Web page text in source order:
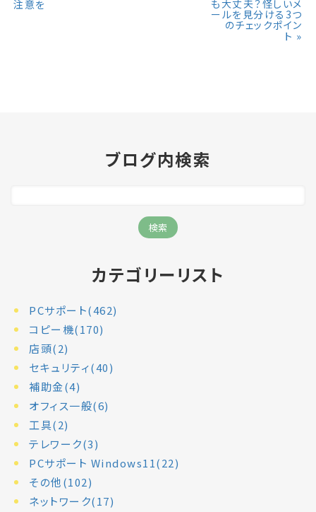
注意を も大丈夫？怪しいメ
ールを見分ける3つ
のチェックポイン
ト »
ブログ内検索
カテゴリーリスト
PCサポート(462)
コピー機(170)
店頭(2)
セキュリティ(40)
補助金(4)
オフィス一般(6)
工具(2)
テレワーク(3)
PCサポート Windows11(22)
その他(102)
ネットワーク(17)